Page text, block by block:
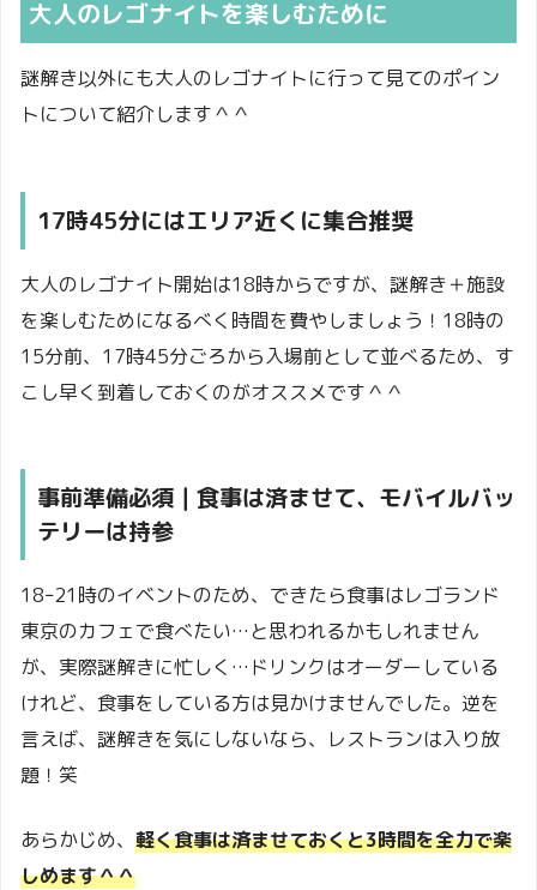
大人のレゴナイトを楽しむために
謎解き以外にも大人のレゴナイトに行って見てのポイン
トについて紹介します＾＾
17時45分にはエリア近くに集合推奨
大人のレゴナイト開始は18時からですが、謎解き＋施設
を楽しむためになるべく時間を費やしましょう！18時の
15分前、17時45分ごろから入場前として並べるため、す
こし早く到着しておくのがオススメです＾＾
事前準備必須｜食事は済ませて、モバイルバッ
テリーは持参
18ｰ21時のイベントのため、できたら食事はレゴランド
東京のカフェで食べたい…と思われるかもしれません
が、実際謎解きに忙しく…ドリンクはオーダーしている
けれど、食事をしている方は見かけませんでした。逆を
言えば、謎解きを気にしないなら、レストランは入り放
題！笑
あらかじめ、 軽く食事は済ませておくと3時間を全力で楽
しめます＾＾